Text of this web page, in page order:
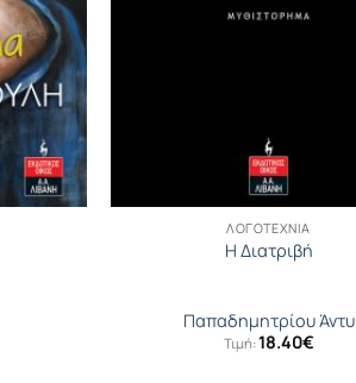
ΛΟΓΟΤΕΧΝΊΑ
Η Διατριβή
Παπαδημητρίου Άντυ
Τιμή:18.40€